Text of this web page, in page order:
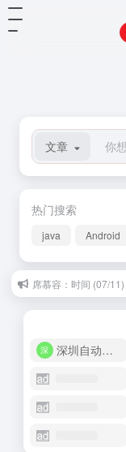
文章
热门搜索
java Android
席慕容：时间 (07/11)
李娟：属于我的马
深圳自动化商城